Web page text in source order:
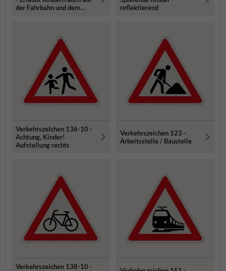
der Fahrbahn und dem
reflektierend
Verkehrszeichen 136-10 -
Achtung, Kinder!
Aufstellung rechts
Verkehrszeichen 123 -
Arbeitsstelle / Baustelle
Verkehrszeichen 138-10 -